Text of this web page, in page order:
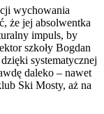
wychowania
że jej absolwentka
impuls, by
szkoły Bogdan
systematycznej
daleko – nawet
Ski Mosty, aż na